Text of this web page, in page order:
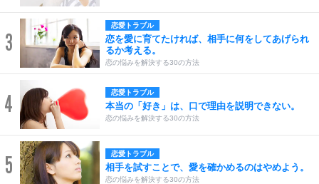
3
恋愛トラブル
恋を愛に育てたければ、相手に何をしてあげられ
るか考える。
恋の悩みを解決する30の方法
4 恋愛トラブル
本当の「好き」は、口で理由を説明できない。
恋の悩みを解決する30の方法
5 恋愛トラブル
相手を試すことで、愛を確かめるのはやめよう。
恋の悩みを解決する30の方法